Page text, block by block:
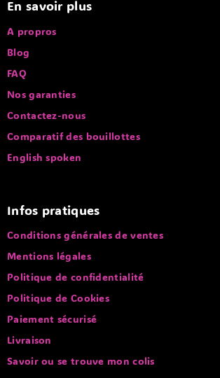
En savoir plus
A propros
Blog
FAQ
Nos garanties
Contactez-nous
Comparatif des bouillottes
English spoken
Infos pratiques
Conditions générales de ventes
Mentions légales
Politique de confidentialité
Politique de Cookies
Paiement sécurisé
Livraison
Savoir ou se trouve mon colis